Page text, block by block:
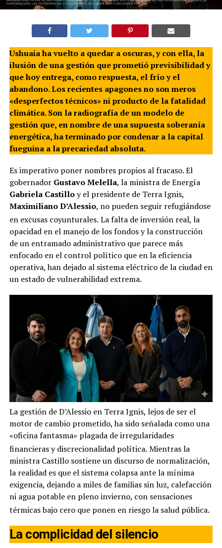
Ushuaia ha vuelto a quedar a oscuras, y con ella, la
ilusión de una gestión que prometió previsibilidad y
que hoy entrega, como respuesta, el frío y el
abandono. Los recientes apagones no son meros
«desperfectos técnicos» ni producto de la fatalidad
climática. Son la radiografía de un modelo de
gestión que, en nombre de una supuesta soberanía
energética, ha terminado por condenar a la capital
fueguina a la precariedad absoluta.
Es imperativo poner nombres propios al fracaso. El
gobernador Gustavo Melella, la ministra de Energía
Gabriela Castilloy el presidente de Terra Ignis,
Maximiliano D’Alessio, no pueden seguir refugiándose
en excusas coyunturales. La falta de inversión real, la
opacidad en el manejo de los fondos y la construcción
de un entramado administrativo que parece más
enfocado en el control político que en la eficiencia
operativa, han dejado al sistema eléctrico de la ciudad en
un estado de vulnerabilidad extrema.
La gestión de D’Alessio en Terra Ignis, lejos de ser el
motor de cambio prometido, ha sido señalada como una
«oficina fantasma» plagada de irregularidades
financieras y discrecionalidad política. Mientras la
ministra Castillo sostiene un discurso de normalización,
la realidad es que el sistema colapsa ante la mínima
exigencia, dejando a miles de familias sin luz, calefacción
ni agua potable en pleno invierno, con sensaciones
térmicas bajo cero que ponen en riesgo la salud pública.
La complicidad del silencio